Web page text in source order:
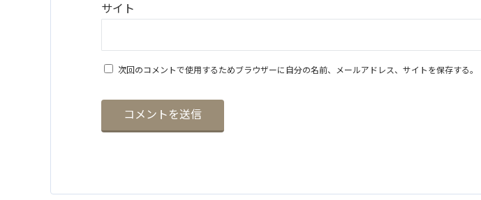
サイト
次回のコメントで使用するためブラウザーに自分の名前、メールアドレス、サイトを保存する。